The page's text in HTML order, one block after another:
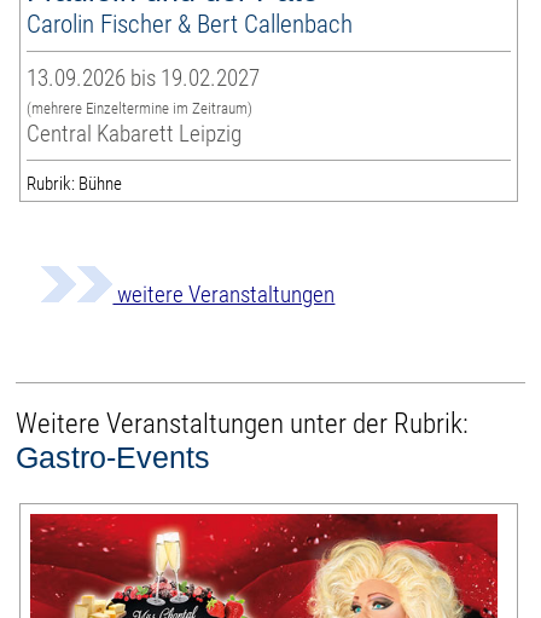
Carolin Fischer & Bert Callenbach
13.09.2026 bis 19.02.2027
(mehrere Einzeltermine im Zeitraum)
Central Kabarett Leipzig
Rubrik: Bühne
weitere Veranstaltungen
Weitere Veranstaltungen unter der Rubrik:
Gastro-Events